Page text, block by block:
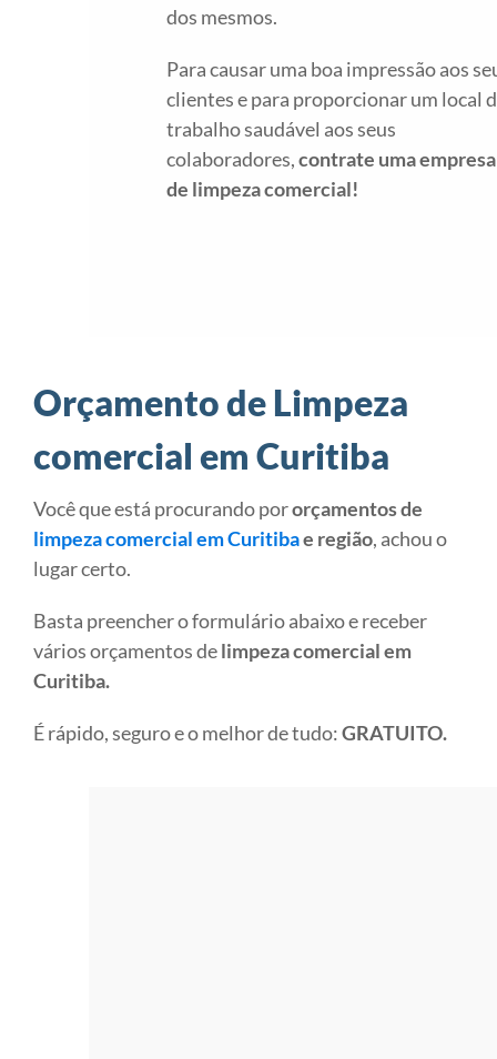
dos mesmos.
Para causar uma boa impressão aos
clientes e para proporcionar um local
trabalho saudável aos seus
colaboradores,contrate uma empresa
de limpeza comercial!
Orçamento de Limpeza
comercial em Curitiba
Você que está procurando pororçamentos de
limpeza comercial em Curitibae região, achou o
lugar certo.
Basta preencher o formulário abaixo e receber
vários orçamentos delimpeza comercial em
Curitiba.
É rápido, seguro e o melhor de tudo:GRATUITO.